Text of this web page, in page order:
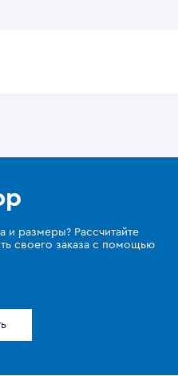
и размеры? Рассчитайте
своего заказа с помощью